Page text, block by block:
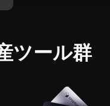
ツール群